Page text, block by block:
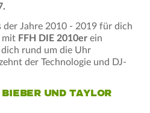
Jahre 2010 - 2019 für dich
mit FFH DIE 2010er ein
rund um die Uhr
der Technologie und DJ-
UND TAYLOR